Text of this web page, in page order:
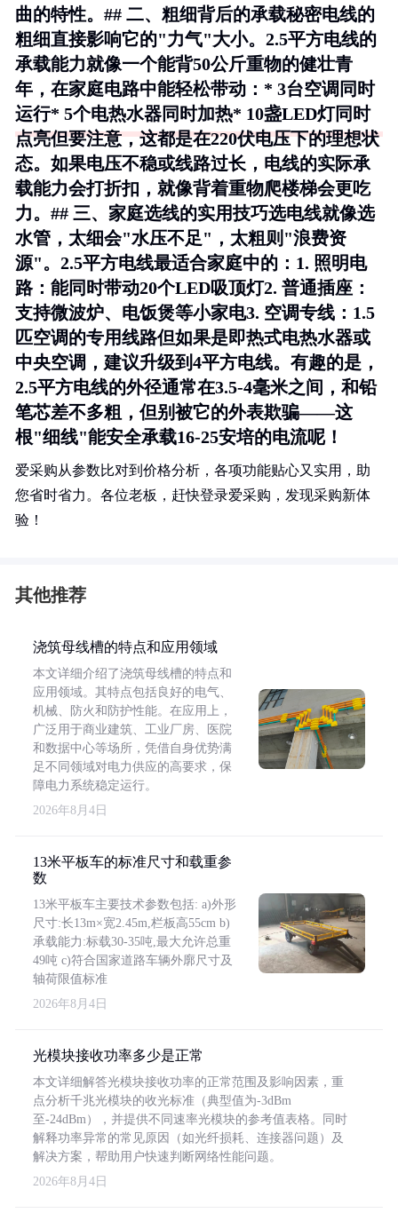
曲的特性。## 二、粗细背后的承载秘密电线的
粗细直接影响它的"力气"大小。2.5平方电线的
承载能力就像一个能背50公斤重物的健壮青
年，在家庭电路中能轻松带动：* 3台空调同时
运行* 5个电热水器同时加热* 10盏LED灯同时
点亮但要注意，这都是在220伏电压下的理想状
态。如果电压不稳或线路过长，电线的实际承
载能力会打折扣，就像背着重物爬楼梯会更吃
力。## 三、家庭选线的实用技巧选电线就像选
水管，太细会"水压不足"，太粗则"浪费资
源"。2.5平方电线最适合家庭中的：1. 照明电
路：能同时带动20个LED吸顶灯2. 普通插座 ：
支持微波炉、电饭煲等小家电3. 空调专线 ：1.5
匹空调的专用线路但如果是即热式电热水器或
中央空调，建议升级到4平方电线。有趣的是，
2.5平方电线的外径通常在3.5-4毫米之间，和铅
笔芯差不多粗，但别被它的外表欺骗——这
根"细线"能安全承载16-25安培的电流呢！
爱采购从参数比对到价格分析，各项功能贴心又实用，助
您省时省力。各位老板，赶快登录爱采购，发现采购新体
验！
其他推荐
浇筑母线槽的特点和应用领域
本文详细介绍了浇筑母线槽的特点和
应用领域。其特点包括良好的电气、
机械、防火和防护性能。在应用上，
广泛用于商业建筑、工业厂房、医院
和数据中心等场所，凭借自身优势满
足不同领域对电力供应的高要求，保
障电力系统稳定运行。
2026年8月4日
13米平板车的标准尺寸和载重参
数
13米平板车主要技术参数包括: a)外形
尺寸:长13m×宽2.45m,栏板高55cm b)
承载能力:标载30-35吨,最大允许总重
49吨 c)符合国家道路车辆外廓尺寸及
轴荷限值标准
2026年8月4日
光模块接收功率多少是正常
本文详细解答光模块接收功率的正常范围及影响因素，重
点分析千兆光模块的收光标准（典型值为-3dBm
至-24dBm），并提供不同速率光模块的参考值表格。同时
解释功率异常的常见原因（如光纤损耗、连接器问题）及
解决方案，帮助用户快速判断网络性能问题。
2026年8月4日